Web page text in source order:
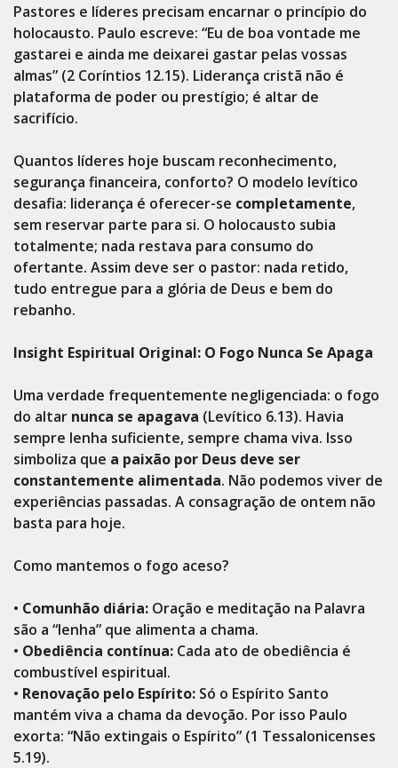
Pastores e líderes precisam encarnar o princípio do
holocausto. Paulo escreve: “Eu de boa vontade me
gastarei e ainda me deixarei gastar pelas vossas
almas” (2 Coríntios 12.15). Liderança cristã não é
plataforma de poder ou prestígio; é altar de
sacrifício.
Quantos líderes hoje buscam reconhecimento,
segurança financeira, conforto? O modelo levítico
desafia: liderança é oferecer-se completamente,
sem reservar parte para si. O holocausto subia
totalmente; nada restava para consumo do
ofertante. Assim deve ser o pastor: nada retido,
tudo entregue para a glória de Deus e bem do
rebanho.
Insight Espiritual Original: O Fogo Nunca Se Apaga
Uma verdade frequentemente negligenciada: o fogo
do altar nunca se apagava (Levítico 6.13). Havia
sempre lenha suficiente, sempre chama viva. Isso
simboliza que a paixão por Deus deve ser
constantemente alimentada. Não podemos viver de
experiências passadas. A consagração de ontem não
basta para hoje.
Como mantemos o fogo aceso?
• Comunhão diária: Oração e meditação na Palavra
são a “lenha” que alimenta a chama.
• Obediência contínua: Cada ato de obediência é
combustível espiritual.
• Renovação pelo Espírito: Só o Espírito Santo
mantém viva a chama da devoção. Por isso Paulo
exorta: “Não extingais o Espírito” (1 Tessalonicenses
5.19).